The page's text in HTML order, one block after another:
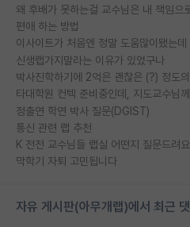
편애 하는 방법
이사이트가 처음엔 정말 도움많이됐는데
신생랩가지말라는 이유가 있었구나
정출연 학연 박사 질문(DGIST)
통신 관련 랩 추천
K 전전 교수님들 랩실 어떤지 질문드려
막학기 자퇴 고민됩니다
자유 게시판(아무개랩)에서 최근